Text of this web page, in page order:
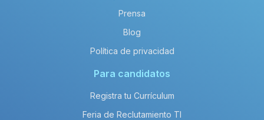
Prensa
Blog
Política de privacidad
Para candidatos
Registra tu Currículum
Feria de Reclutamiento TI